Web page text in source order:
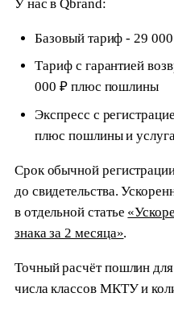
У нас в Qbrand:
Базовый тариф - 29
Тариф с гарантией
000 ₽ плюс пошлины
Экспресс с
плюс пошлины и
Срок обычной
до свидетельства.
в отдельной статье
знака за 2 месяца».
Точный расчёт пошлин
числа классов МКТУ и